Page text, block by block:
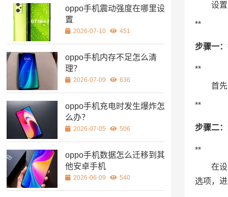
设
**
步骤一
**
首
**
步骤二
**
在
选项，
oppo手机震动强度在哪里设
置
2026-07-10 451
oppo手机内存不足怎么清
理？
2026-07-09 636
oppo手机充电时发生爆炸怎
么办？
2026-07-05 506
oppo手机数据怎么迁移到其
他安卓手机
2026-06-09 540